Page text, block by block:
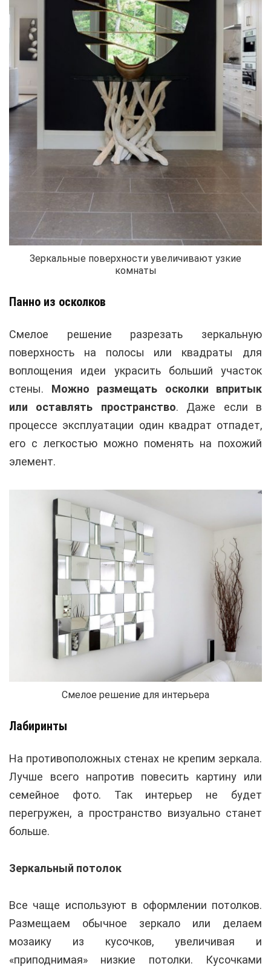
Зеркальные поверхности увеличивают узкие
комнаты
Панно из осколков
Смелое решение разрезать зеркальную
поверхность на полосы или квадраты для
воплощения идеи украсить больший участок
стены. Можно размещать осколки впритык
или оставлять пространство. Даже если в
процессе эксплуатации один квадрат отпадет,
его с легкостью можно поменять на похожий
элемент.
Смелое решение для интерьера
Лабиринты
На противоположных стенах не крепим зеркала.
Лучше всего напротив повесить картину или
семейное фото. Так интерьер не будет
перегружен, а пространство визуально станет
больше.
Зеркальный потолок
Все чаще используют в оформлении потолков.
Размещаем обычное зеркало или делаем
мозаику из кусочков, увеличивая и
«приподнимая» низкие потолки. Кусочками